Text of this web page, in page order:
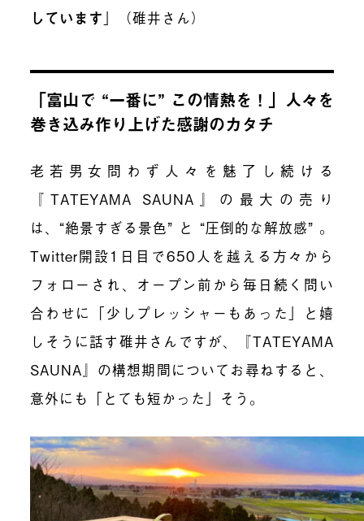
しています 」（碓井さん）
「富山で “一番に” この情熱を！」人々を
巻き込み作り上げた感謝のカタチ
老若男女問わず人々を魅了し続ける
『TATEYAMA SAUNA』の最大の売り
は、“絶景すぎる景色” と “圧倒的な解放感” 。
Twitter開設1日目で650人を越える方々から
フォローされ、オープン前から毎日続く問い
合わせに「少しプレッシャーもあった」と嬉
しそうに話す碓井さんですが、『TATEYAMA
SAUNA』の構想期間についてお尋ねすると、
意外にも「とても短かった」そう。